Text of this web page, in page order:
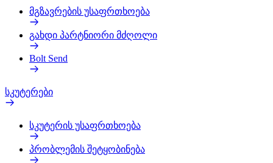
მგზავრების უსაფრთხოება
გახდი პარტნიორი მძღოლი
Bolt Send
სკუტერები
სკუტერის უსაფრთხოება
პრობლემის შეტყობინება